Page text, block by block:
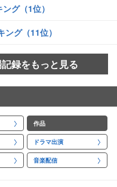
グ（1位）
グ（11位）
録をもっと見る
作品
ドラマ出演
音楽配信